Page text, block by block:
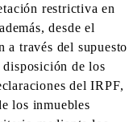
restrictiva en
desde el
a través del supuesto
disposición de los
del IRPF,
los inmuebles